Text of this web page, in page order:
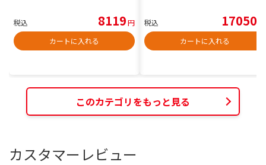
税込 8119円
カートに入れる
税込 17050
カートに入れる
このカテゴリをもっと見る
カスタマーレビュー